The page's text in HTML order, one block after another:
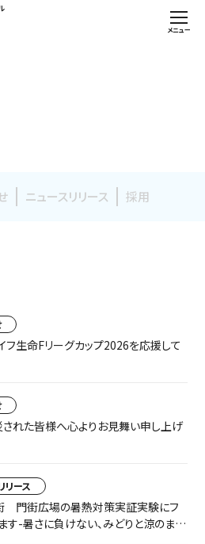
メニュー
ニュースリリース 採用
フ生命Fリーグカップ2026を応援して
れた皆様へ心よりお見舞い申し上げ
リース
門街広場の暑熱対策実証実験にフ
す-暑さに負けない、みどりと涼のまち